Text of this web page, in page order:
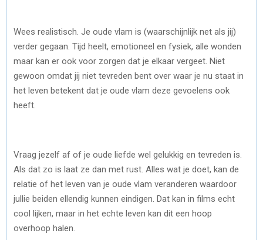
Wees realistisch. Je oude vlam is (waarschijnlijk net als jij)
verder gegaan. Tijd heelt, emotioneel en fysiek, alle wonden
maar kan er ook voor zorgen dat je elkaar vergeet. Niet
gewoon omdat jij niet tevreden bent over waar je nu staat in
het leven betekent dat je oude vlam deze gevoelens ook
heeft.
Vraag jezelf af of je oude liefde wel gelukkig en tevreden is.
Als dat zo is laat ze dan met rust. Alles wat je doet, kan de
relatie of het leven van je oude vlam veranderen waardoor
jullie beiden ellendig kunnen eindigen. Dat kan in films echt
cool lijken, maar in het echte leven kan dit een hoop
overhoop halen.